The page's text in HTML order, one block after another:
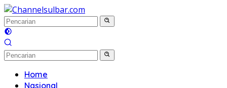
Langsung
ke
konten
Home
Nasional